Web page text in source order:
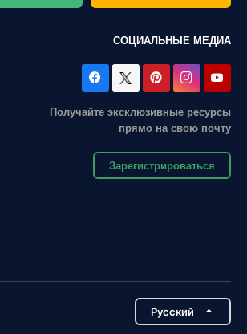
СОЦИАЛЬНЫЕ МЕДИА
Получайте эксклюзивные ресурсы
прямо на свою почту
Зарегистрироваться
Pусский